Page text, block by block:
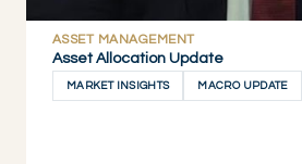
ASSET MANAGEMENT
Asset Allocation Update
MARKET INSIGHTS MACRO UPDATE